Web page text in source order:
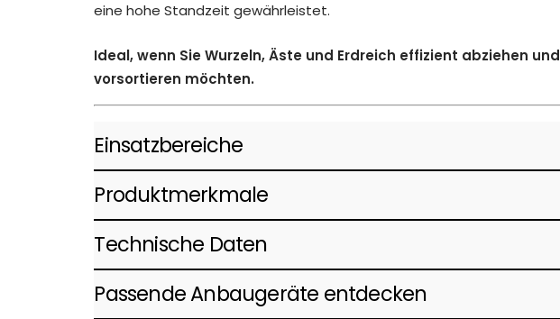
eine hohe Standzeit gewährleistet.
Ideal, wenn Sie Wurzeln, Äste und Erdreich effizient abziehen und
vorsortieren möchten.
Einsatzbereiche
Produktmerkmale
Technische Daten
Passende Anbaugeräte entdecken